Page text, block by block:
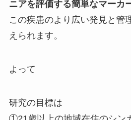
ニアを評価する簡単なマーカ
この疾患のより広い発見と管
えられます。
よって
研究の目標は